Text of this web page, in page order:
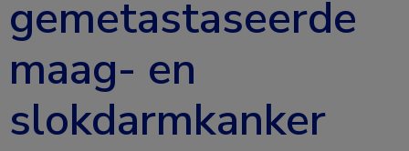
gemetastaseerde
maag- en
slokdarmkanker